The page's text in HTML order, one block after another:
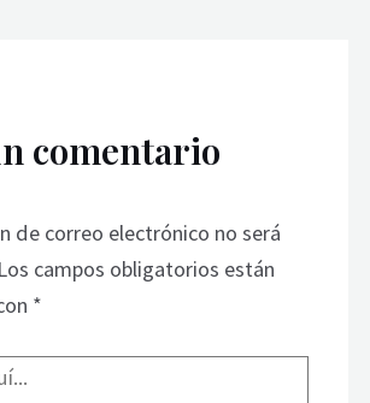
comentario
de correo electrónico no será
Los campos obligatorios están
*